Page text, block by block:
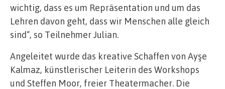
wichtig, dass es um Repräsentation und um das
Lehren davon geht, dass wir Menschen alle gleich
sind“, so Teilnehmer Julian.
Angeleitet wurde das kreative Schaffen von Ayşe
Kalmaz, künstlerischer Leiterin des Workshops
und Steffen Moor, freier Theatermacher. Die